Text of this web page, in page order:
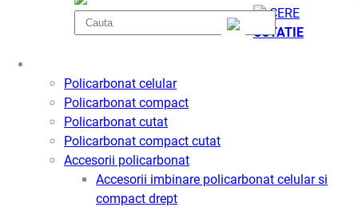
CERE
COTATIE
Policarbonat celular
Policarbonat compact
Policarbonat cutat
Policarbonat compact cutat
Accesorii policarbonat
Accesorii imbinare policarbonat celular si
compact drept